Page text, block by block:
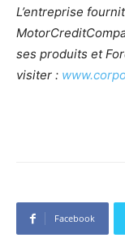
L’entreprise
ses produits et
visiter :
Facebook